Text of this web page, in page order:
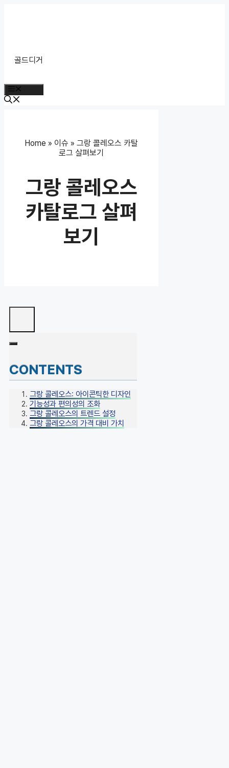
골드디거
Home » 이슈 »그랑 콜레오스 카탈
로그 살펴보기
그랑 콜레오스
카탈로그 살펴
보기
CONTENTS
그랑 콜레오스: 아이콘틱한 디자인
기능성과 편의성의 조화
그랑 콜레오스의 트렌드 설정
그랑 콜레오스의 가격 대비 가치